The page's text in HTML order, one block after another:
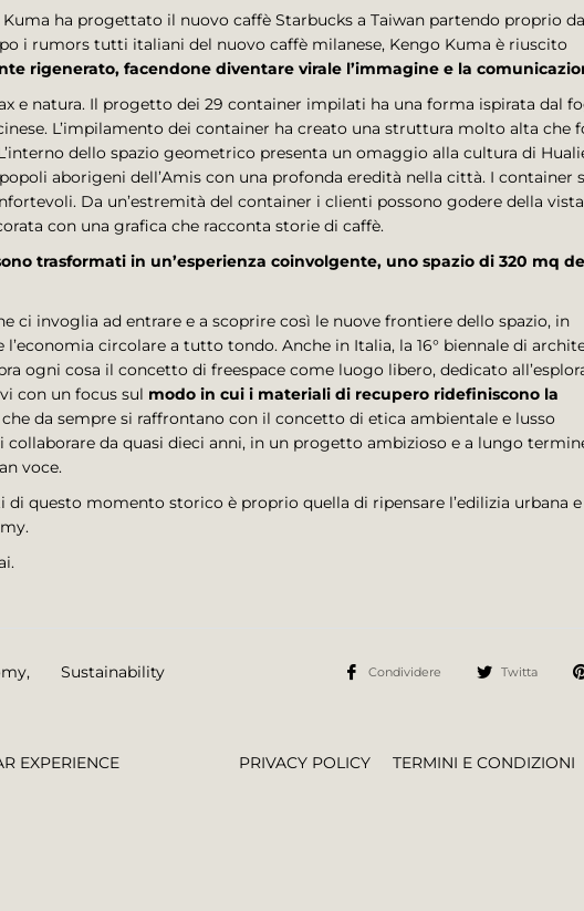
ha progettato il nuovo caffè Starbucks a Taiwan partendo proprio
i rumors tutti italiani del nuovo caffè milanese, Kengo Kuma è riuscito
rigenerato, facendone diventare virale l’immagine e la
e natura. Il progetto dei 29 container impilati ha una forma ispirata dal
L’impilamento dei container ha creato una struttura molto alta che
dello spazio geometrico presenta un omaggio alla cultura di
aborigeni dell’Amis con una profonda eredità nella città. I container
Da un’estremità del container i clienti possono godere della
con una grafica che racconta storie di caffè.
trasformati in un’esperienza coinvolgente, uno spazio di 320 mq
ci invoglia ad entrare e a scoprire così le nuove frontiere dello spazio, in
circolare a tutto tondo. Anche in Italia, la 16° biennale di
ogni cosa il concetto di freespace come luogo libero, dedicato
con un focus sul modo in cui i materiali di recupero ridefiniscono la
da sempre si raffrontano con il concetto di etica ambientale e lusso
collaborare da quasi dieci anni, in un progetto ambizioso e a lungo
voce.
di questo momento storico è proprio quella di ripensare l’edilizia urbana
, Sustainability Condividere Twitta
EXPERIENCE TERMINI E CONDIZIONI
PRIVACY POLICY